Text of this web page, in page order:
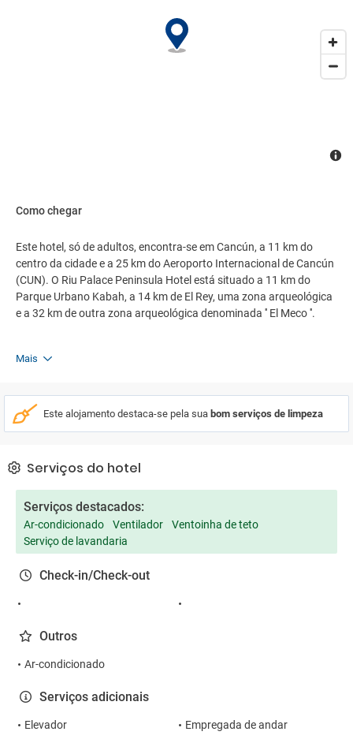
Como chegar
Este hotel, só de adultos, encontra-se em Cancún, a 11 km do
centro da cidade e a 25 km do Aeroporto Internacional de Cancún
(CUN). O Riu Palace Peninsula Hotel está situado a 11 km do
Parque Urbano Kabah, a 14 km de El Rey, uma zona arqueológica
e a 32 km de outra zona arqueológica denominada '' El Meco ''.
Mais
Este alojamento destaca-se pela sua bom serviços de limpeza
Serviços do hotel
Serviços destacados:
Ar-condicionado Ventilador
Ventoinha de teto
Serviço de lavandaria
Check-in/Check-out
Outros
Ar-condicionado
Serviços adicionais
Elevador
Empregada de andar